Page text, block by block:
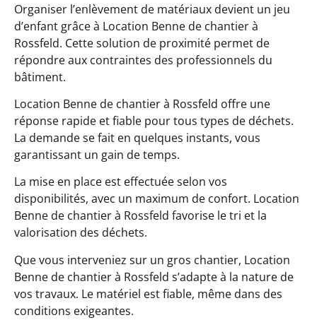
Organiser l’enlèvement de matériaux devient un jeu
d’enfant grâce à Location Benne de chantier à
Rossfeld. Cette solution de proximité permet de
répondre aux contraintes des professionnels du
bâtiment.
Location Benne de chantier à Rossfeld offre une
réponse rapide et fiable pour tous types de déchets.
La demande se fait en quelques instants, vous
garantissant un gain de temps.
La mise en place est effectuée selon vos
disponibilités, avec un maximum de confort. Location
Benne de chantier à Rossfeld favorise le tri et la
valorisation des déchets.
Que vous interveniez sur un gros chantier, Location
Benne de chantier à Rossfeld s’adapte à la nature de
vos travaux. Le matériel est fiable, même dans des
conditions exigeantes.